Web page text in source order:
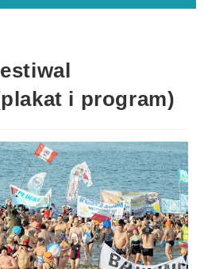
i program)